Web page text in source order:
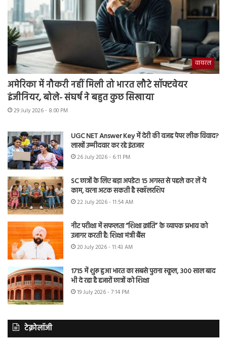
वायरल
अमेरिका में नौकरी नहीं मिली तो भारत लौटे सॉफ्टवेयर
इंजीनियर, बोले- संघर्ष ने बहुत कुछ सिखाया
29 July 2026 - 8:00 PM
UGC NET Answer Key में देरी की वजह पेपर लीक विवाद?
लाखों उम्मीदवार कर रहे इंतजार
26 July 2026 - 6:11 PM
SC छात्रों के लिए बड़ा अपडेट! 15 अगस्त से पहले कर लें ये
काम, वरना अटक सकती है स्कॉलरशिप
22 July 2026 - 11:54 AM
नीट परीक्षा में सफलता “शिक्षा क्रांति” के व्यापक प्रभाव को
उजागर करती है: शिक्षा मंत्री बैंस
20 July 2026 - 11:43 AM
1715 में शुरू हुआ भारत का सबसे पुराना स्कूल, 300 साल बाद
भी दे रहा है हजारों छात्रों को शिक्षा
19 July 2026 - 7:14 PM
टेक्नोलॉजी